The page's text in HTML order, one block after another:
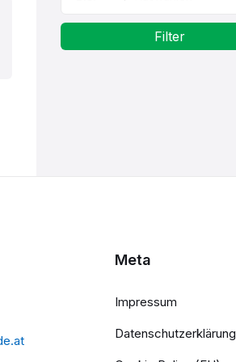
Filter
Meta
Impressum
Datenschutzerklärung